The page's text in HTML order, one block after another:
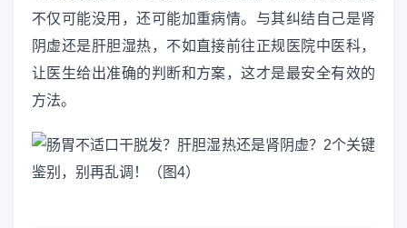
不仅可能没用，还可能加重病情。与其纠结自己是肾
阴虚还是肝胆湿热，不如直接前往正规医院中医科，
让医生给出准确的判断和方案，这才是最安全有效的
方法。